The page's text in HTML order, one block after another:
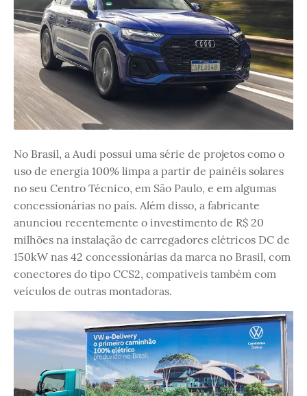
No Brasil, a Audi possui uma série de projetos como o
uso de energia 100% limpa a partir de painéis solares
no seu Centro Técnico, em São Paulo, e em algumas
concessionárias no país. Além disso, a fabricante
anunciou recentemente o investimento de R$ 20
milhões na instalação de carregadores elétricos DC de
150kW nas 42 concessionárias da marca no Brasil, com
conectores do tipo CCS2, compatíveis também com
veículos de outras montadoras.